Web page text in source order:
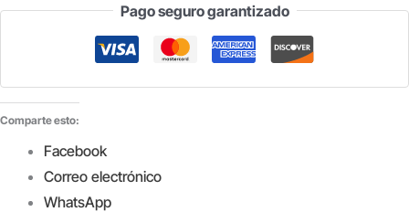
RASTRILLO
Pago seguro garantizado
Comparte esto:
Facebook
Correo electrónico
WhatsApp